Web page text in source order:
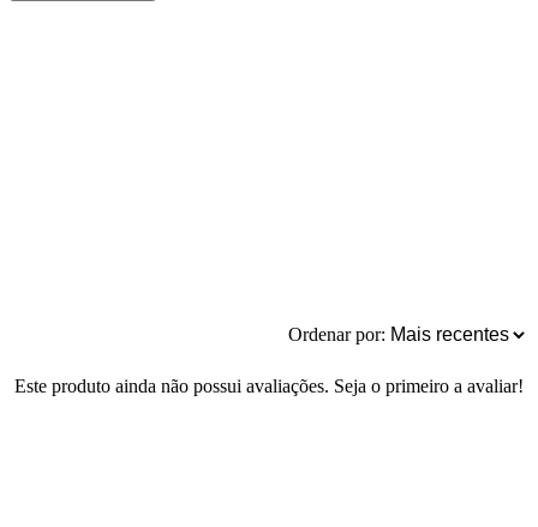
Ordenar por:
Este produto ainda não possui avaliações. Seja o primeiro a avaliar!